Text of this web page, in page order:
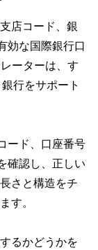
店コード、銀
効な国際銀行口
ーターは、す
行をサポート
ード、口座番号
確認し、正しい
さと構造をチ
す。
るかどうかを